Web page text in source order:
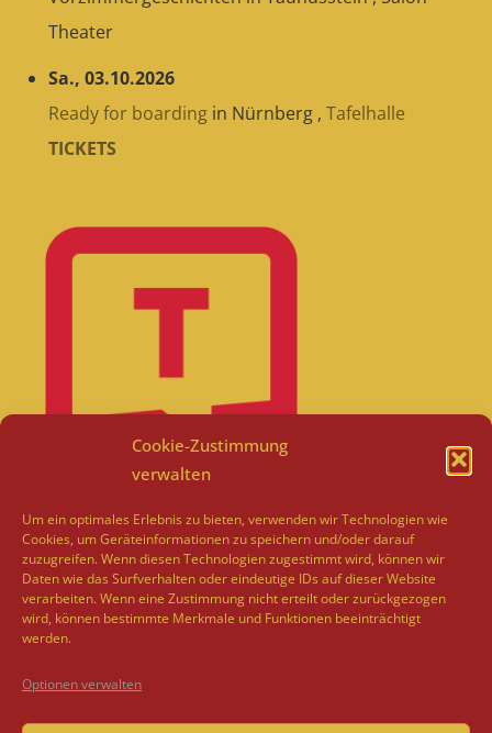
Cookie-Zustimmung
verwalten
Um ein optimales Erlebnis zu bieten, verwenden wir Technologien wie
Cookies, um Geräteinformationen zu speichern und/oder darauf
zuzugreifen. Wenn diesen Technologien zugestimmt wird, können wir
Daten wie das Surfverhalten oder eindeutige IDs auf dieser Website
verarbeiten. Wenn eine Zustimmung nicht erteilt oder zurückgezogen
wird, können bestimmte Merkmale und Funktionen beeinträchtigt
werden.
Optionen verwalten
Theater
Sa., 03.10.2026
Ready for boarding in Nürnberg , Tafelhalle
TICKETS